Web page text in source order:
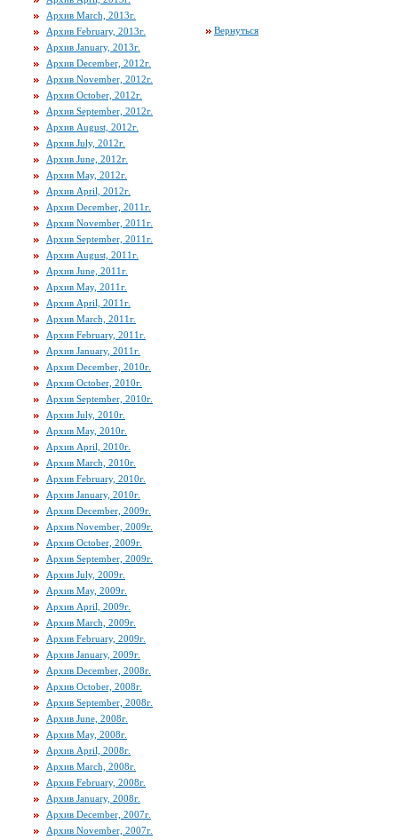
Архив March, 2013г.
Архив February, 2013г.
Архив January, 2013г.
Архив December, 2012г.
Архив November, 2012г.
Архив October, 2012г.
Архив September, 2012г.
Архив August, 2012г.
Архив July, 2012г.
Архив June, 2012г.
Архив May, 2012г.
Архив April, 2012г.
Архив December, 2011г.
Архив November, 2011г.
Архив September, 2011г.
Архив August, 2011г.
Архив June, 2011г.
Архив May, 2011г.
Архив April, 2011г.
Архив March, 2011г.
Архив February, 2011г.
Архив January, 2011г.
Архив December, 2010г.
Архив October, 2010г.
Архив September, 2010г.
Архив July, 2010г.
Архив May, 2010г.
Архив April, 2010г.
Архив March, 2010г.
Архив February, 2010г.
Архив January, 2010г.
Архив December, 2009г.
Архив November, 2009г.
Архив October, 2009г.
Архив September, 2009г.
Архив July, 2009г.
Архив May, 2009г.
Архив April, 2009г.
Архив March, 2009г.
Архив February, 2009г.
Архив January, 2009г.
Архив December, 2008г.
Архив October, 2008г.
Архив September, 2008г.
Архив June, 2008г.
Архив May, 2008г.
Архив April, 2008г.
Архив March, 2008г.
Архив February, 2008г.
Архив January, 2008г.
Архив December, 2007г.
Архив November, 2007г.
Вернуться